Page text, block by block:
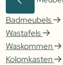
Badmeubels
Wastafels
Waskommen
Kolomkasten